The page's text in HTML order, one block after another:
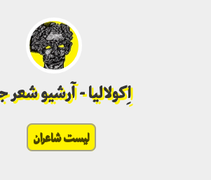
اِکولالیا - آرشیو شعر
لیست شاعران